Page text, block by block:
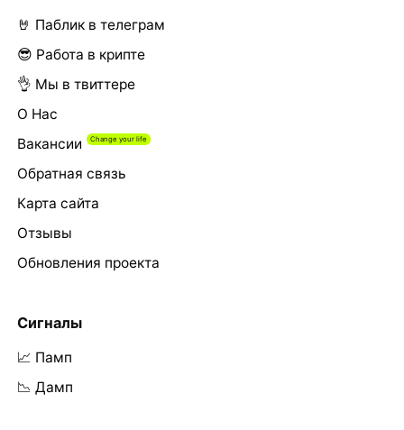
🤘 Паблик в телеграм
😎 Работа в крипте
👌 Мы в твиттере
О Нас
Вакансии
Обратная связь
Карта сайта
Отзывы
Обновления проекта
Сигналы
📈 Памп
📉 Дамп